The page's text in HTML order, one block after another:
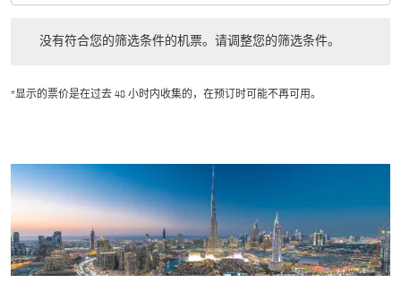
没有符合您的筛选条件的机票。请调整您的筛选条件。
*显示的票价是在过去 48 小时内收集的，在预订时可能不再可用。